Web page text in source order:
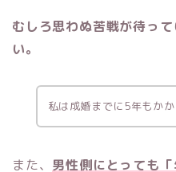
むしろ思わぬ苦戦が待っ
い。
私は成婚までに5年もか
また、 男性側にとっても